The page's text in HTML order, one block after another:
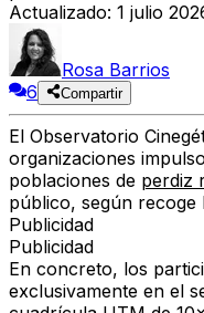
Actualizado: 1 julio
Rosa Barrios
6
Compartir
El Observatorio
organizaciones
poblaciones de perdiz
público, según recoge
Publicidad
Publicidad
En concreto, los
exclusivamente en el